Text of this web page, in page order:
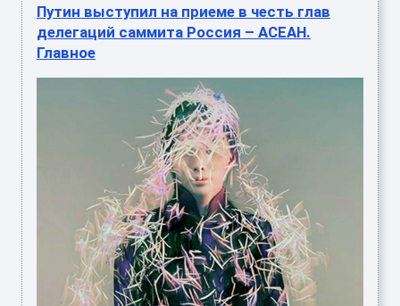
Путин выступил на приеме в честь глав
делегаций саммита Россия – АСЕАН.
Главное